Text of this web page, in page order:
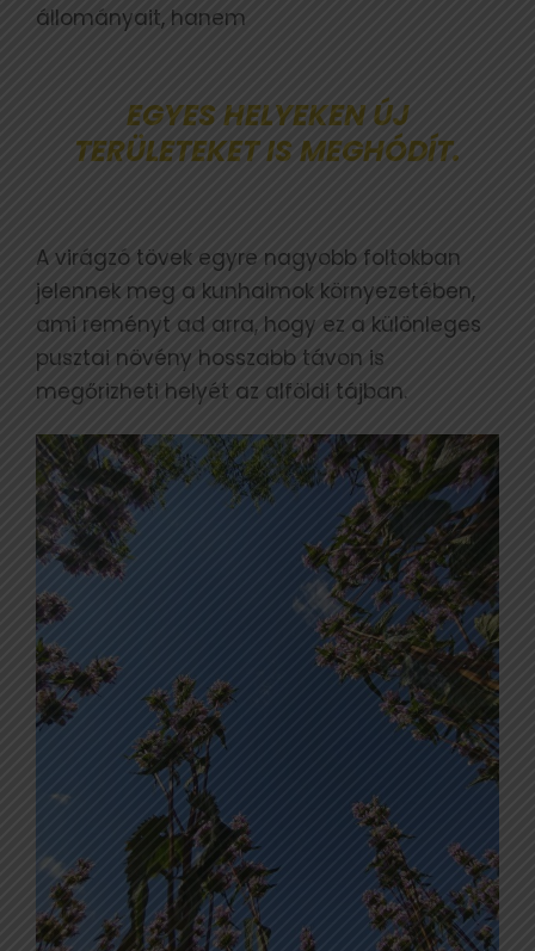
állományait, hanem
EGYES HELYEKEN ÚJ
TERÜLETEKET IS MEGHÓDÍT.
A virágzó tövek egyre nagyobb foltokban
jelennek meg a kunhalmok környezetében,
ami reményt ad arra, hogy ez a különleges
pusztai növény hosszabb távon is
megőrizheti helyét az alföldi tájban.